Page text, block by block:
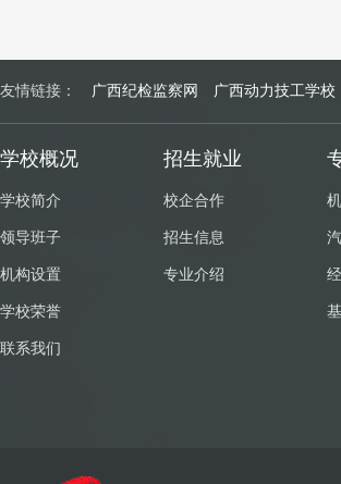
友情链接： 广西纪检监察网 广西动力技工学校
学校概况
学校简介
领导班子
机构设置
学校荣誉
联系我们
招生就业
校企合作
招生信息
专业介绍